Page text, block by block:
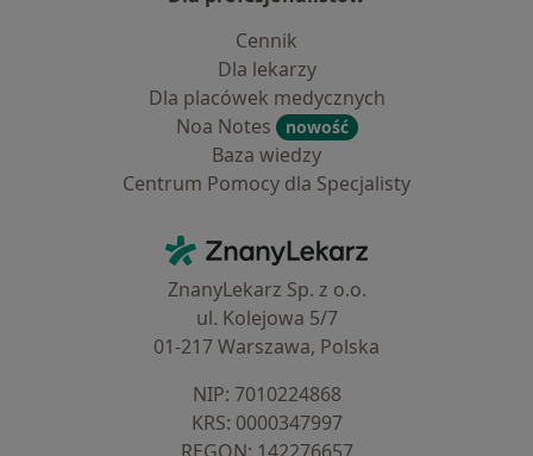
Cennik
Dla lekarzy
Dla placówek medycznych
Noa Notes
nowość
Baza wiedzy
Centrum Pomocy dla Specjalisty
ZnanyLekarz - Strona główna
ZnanyLekarz Sp. z o.o.
ul. Kolejowa 5/7
01-217 Warszawa, Polska
NIP: ⁠7010224868
KRS: ⁠0000347997